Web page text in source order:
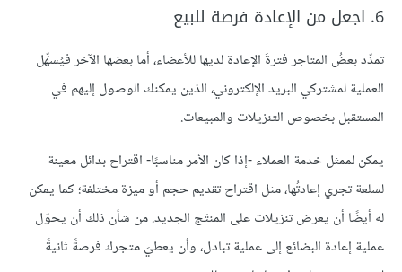
6. اجعل من الإعادة فرصة للبيع
تمدِّد بعضُ المتاجر فترةَ الإعادة لديها للأعضاء، أما بعضها الآخر فيُسهِّل
العملية لمشتركي البريد الإلكتروني، الذين يمكنك الوصول إليهم في
المستقبل بخصوص التنزيلات والمبيعات.
يمكن لممثل خدمة العملاء -إذا كان الأمر مناسبًا- اقتراح بدائل معينة
لسلعة تجري إعادتُها، مثل اقتراح تقديم حجم أو ميزة مختلفة؛ كما يمكن
له أيضًا أن يعرض تنزيلات على المنتَج الجديد. من شأن ذلك أن يحوّل
عملية إعادة البضائع إلى عملية تبادل، وأن يعطيَ متجرك فرصةً ثانيةً